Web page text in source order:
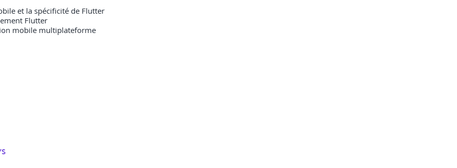
et la spécificité de Flutter
Flutter
mobile multiplateforme